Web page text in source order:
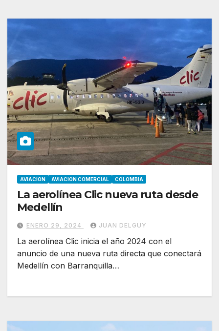
AVIACION AVIACION COMERCIAL COLOMBIA
La aerolínea Clic nueva ruta desde
Medellín
ENERO 29, 2024 JUAN DELGUY
La aerolínea Clic inicia el año 2024 con el
anuncio de una nueva ruta directa que conectará
Medellín con Barranquilla…